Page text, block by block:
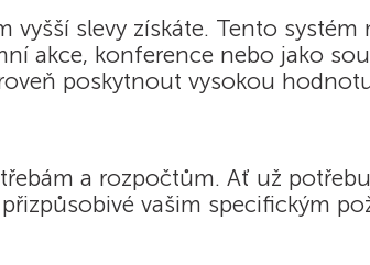
slevy získáte. Tento
akce, konference nebo jako
poskytnout vysokou
a rozpočtům. Ať už
vašim specifickým